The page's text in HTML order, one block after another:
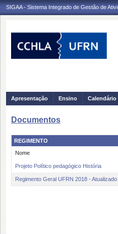
SIGAA - Sistema Integrado de Gestão de
Apresentação Ensino Calendário
Documentos
REGIMENTO
Nome
Projeto Político pedagógico História
Regimento Geral UFRN 2018 - Atualizado